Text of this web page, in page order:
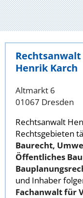
Rechtsanwalt
Henrik Karch
Altmarkt 6
01067 Dresden
Rechtsanwalt
Rechtsgebieten
Baurecht,
Öffentliches
und Inhaber
Fachanwalt für